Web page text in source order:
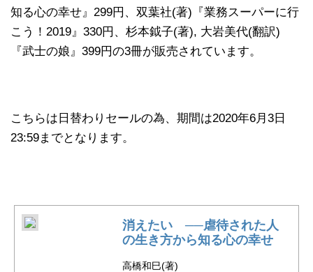
知る心の幸せ』299円、双葉社(著)『業務スーパーに行
こう！2019』330円、杉本鉞子(著), 大岩美代(翻訳)
『武士の娘』399円の3冊が販売されています。
こちらは日替わりセールの為、期間は2020年6月3日
23:59までとなります。
消えたい ──虐待された人
の生き方から知る心の幸せ
高橋和巳(著)